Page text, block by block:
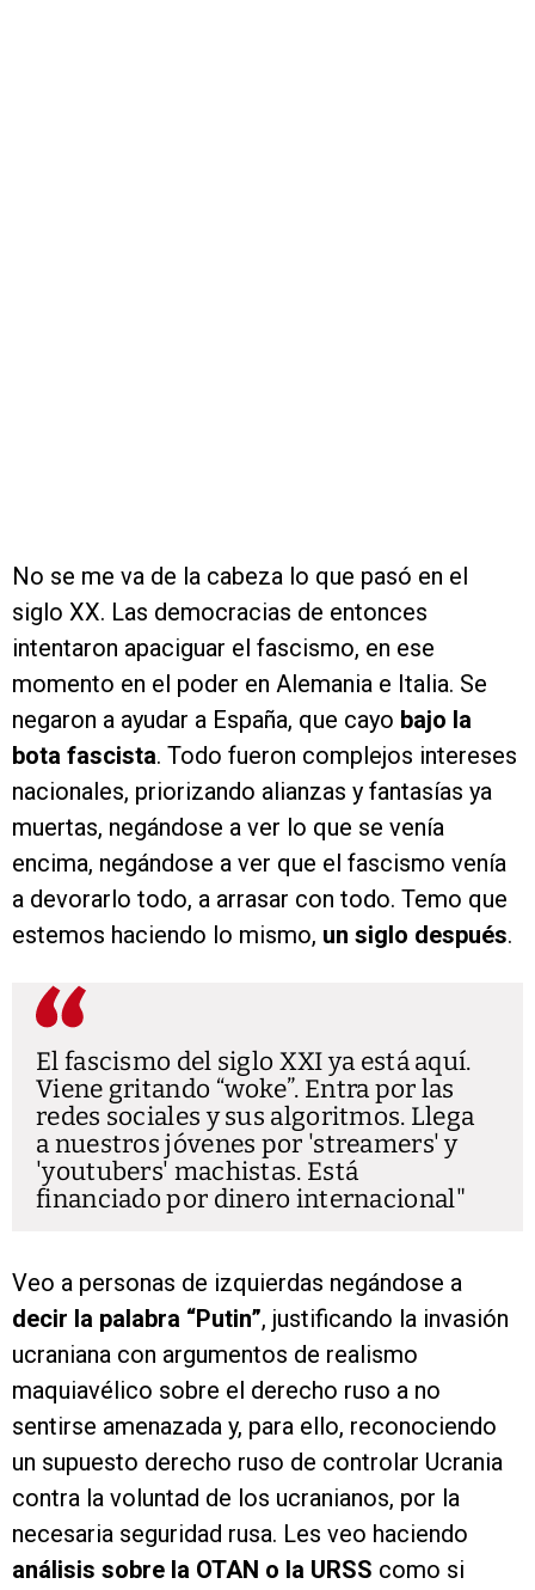
No se me va de la cabeza lo que pasó en el
siglo XX. Las democracias de entonces
intentaron apaciguar el fascismo, en ese
momento en el poder en Alemania e Italia. Se
negaron a ayudar a España, que cayo bajo la
bota fascista. Todo fueron complejos intereses
nacionales, priorizando alianzas y fantasías ya
muertas, negándose a ver lo que se venía
encima, negándose a ver que el fascismo venía
a devorarlo todo, a arrasar con todo. Temo que
estemos haciendo lo mismo, un siglo después.
El fascismo del siglo XXI ya está aquí.
Viene gritando “woke”. Entra por las
redes sociales y sus algoritmos. Llega
a nuestros jóvenes por 'streamers' y
'youtubers' machistas. Está
financiado por dinero internacional
Veo a personas de izquierdas negándose a
decir la palabra “Putin”, justificando la invasión
ucraniana con argumentos de realismo
maquiavélico sobre el derecho ruso a no
sentirse amenazada y, para ello, reconociendo
un supuesto derecho ruso de controlar Ucrania
contra la voluntad de los ucranianos, por la
necesaria seguridad rusa. Les veo haciendo
análisis sobre la OTAN o la URSS como si